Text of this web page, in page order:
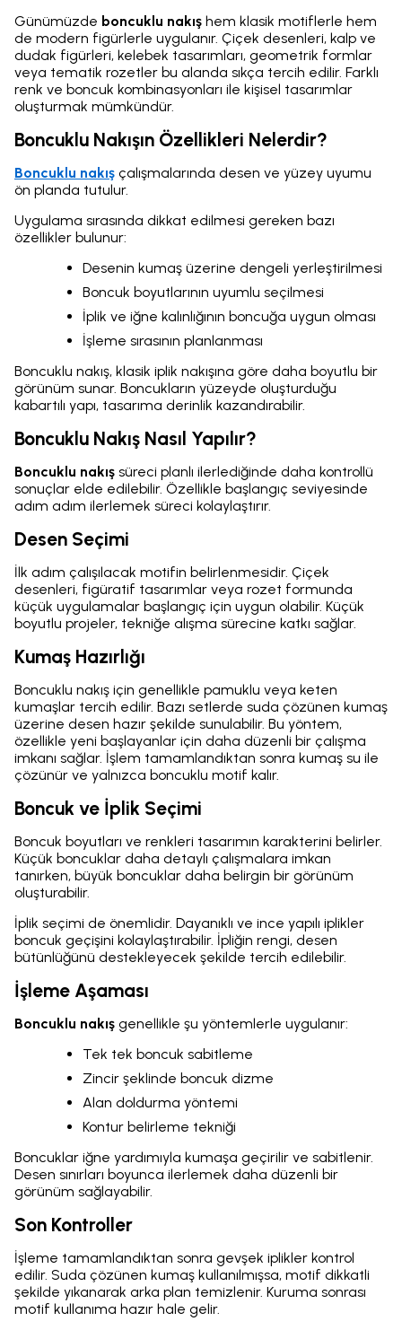
Günümüzde boncuklu nakış hem klasik motiflerle hem
de modern figürlerle uygulanır. Çiçek desenleri, kalp ve
dudak figürleri, kelebek tasarımları, geometrik formlar
veya tematik rozetler bu alanda sıkça tercih edilir. Farklı
renk ve boncuk kombinasyonları ile kişisel tasarımlar
oluşturmak mümkündür.
Boncuklu Nakışın Özellikleri Nelerdir?
Boncuklu nakış çalışmalarında desen ve yüzey uyumu
ön planda tutulur.
Uygulama sırasında dikkat edilmesi gereken bazı
özellikler bulunur:
Desenin kumaş üzerine dengeli yerleştirilmesi
Boncuk boyutlarının uyumlu seçilmesi
İplik ve iğne kalınlığının boncuğa uygun olması
İşleme sırasının planlanması
Boncuklu nakış, klasik iplik nakışına göre daha boyutlu bir
görünüm sunar. Boncukların yüzeyde oluşturduğu
kabartılı yapı, tasarıma derinlik kazandırabilir.
Boncuklu Nakış Nasıl Yapılır?
Boncuklu nakış süreci planlı ilerlediğinde daha kontrollü
sonuçlar elde edilebilir. Özellikle başlangıç seviyesinde
adım adım ilerlemek süreci kolaylaştırır.
Desen Seçimi
İlk adım çalışılacak motifin belirlenmesidir. Çiçek
desenleri, figüratif tasarımlar veya rozet formunda
küçük uygulamalar başlangıç için uygun olabilir. Küçük
boyutlu projeler, tekniğe alışma sürecine katkı sağlar.
Kumaş Hazırlığı
Boncuklu nakış için genellikle pamuklu veya keten
kumaşlar tercih edilir. Bazı setlerde suda çözünen kumaş
üzerine desen hazır şekilde sunulabilir. Bu yöntem,
özellikle yeni başlayanlar için daha düzenli bir çalışma
imkanı sağlar. İşlem tamamlandıktan sonra kumaş su ile
çözünür ve yalnızca boncuklu motif kalır.
Boncuk ve İplik Seçimi
Boncuk boyutları ve renkleri tasarımın karakterini belirler.
Küçük boncuklar daha detaylı çalışmalara imkan
tanırken, büyük boncuklar daha belirgin bir görünüm
oluşturabilir.
İplik seçimi de önemlidir. Dayanıklı ve ince yapılı iplikler
boncuk geçişini kolaylaştırabilir. İpliğin rengi, desen
bütünlüğünü destekleyecek şekilde tercih edilebilir.
İşleme Aşaması
Boncuklu nakış genellikle şu yöntemlerle uygulanır:
Tek tek boncuk sabitleme
Zincir şeklinde boncuk dizme
Alan doldurma yöntemi
Kontur belirleme tekniği
Boncuklar iğne yardımıyla kumaşa geçirilir ve sabitlenir.
Desen sınırları boyunca ilerlemek daha düzenli bir
görünüm sağlayabilir.
Son Kontroller
İşleme tamamlandıktan sonra gevşek iplikler kontrol
edilir. Suda çözünen kumaş kullanılmışsa, motif dikkatli
şekilde yıkanarak arka plan temizlenir. Kuruma sonrası
motif kullanıma hazır hale gelir.